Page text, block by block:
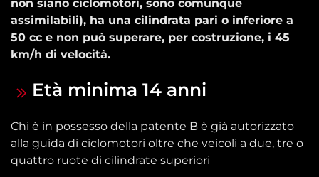
non siano ciclomotori, sono comunque
assimilabili), ha una cilindrata pari o inferiore a
50 cc e non può superare, per costruzione, i 45
km/h di velocità.
Età minima 14 anni
Chi è in possesso della patente B è già autorizzato
alla guida di ciclomotori oltre che veicoli a due, tre o
quattro ruote di cilindrate superiori